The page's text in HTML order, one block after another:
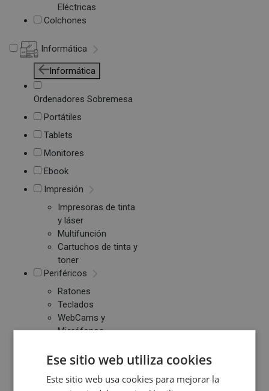
Eléctricas
Colchones
Informática
Informática
Ordenadores Sobremesa
Portátiles
Tablets
Monitores
Ebook
Impresión
Impresoras de tinta
y láser
Multifunción
Cartuchos de tinta y
toner
Periféricos
Ratones
Teclados
WebCams y
Micrófonos
Pendrive y Tarjetas
de Memoria
Discos duros
Ese sitio web utiliza cookies
Este sitio web usa cookies para mejorar la